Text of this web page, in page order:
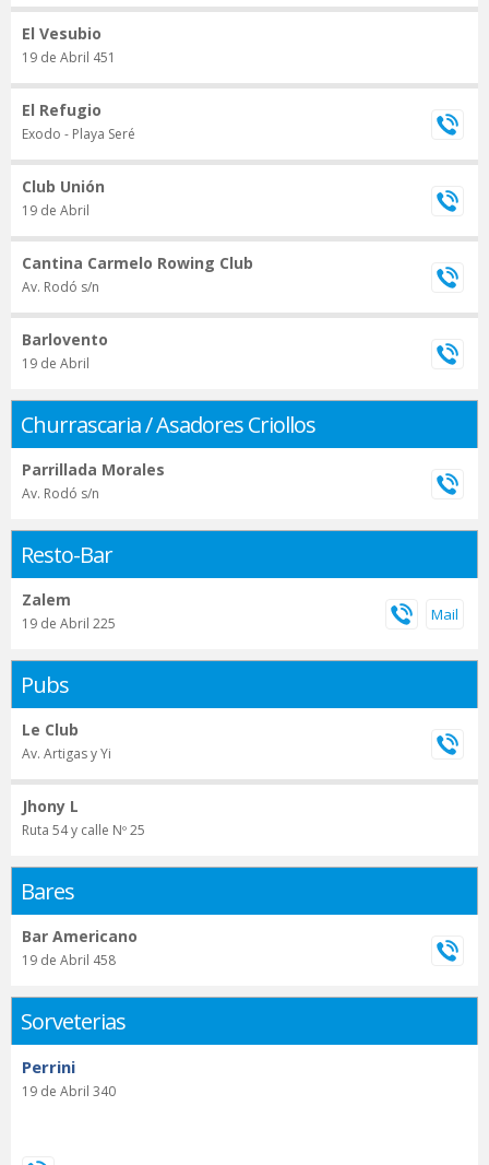
El Vesubio
19 de Abril 451
El Refugio
Exodo - Playa Seré
Club Unión
19 de Abril
Cantina Carmelo Rowing Club
Av. Rodó s/n
Barlovento
19 de Abril
Churrascaria / Asadores Criollos
Parrillada Morales
Av. Rodó s/n
Resto-Bar
Zalem
19 de Abril 225
Pubs
Le Club
Av. Artigas y Yi
Jhony L
Ruta 54 y calle Nº 25
Bares
Bar Americano
19 de Abril 458
Sorveterias
Perrini
19 de Abril 340